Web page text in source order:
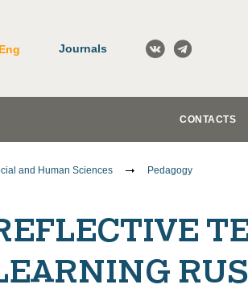
Eng Journals
CONTACTS
and Human Sciences Pedagogy